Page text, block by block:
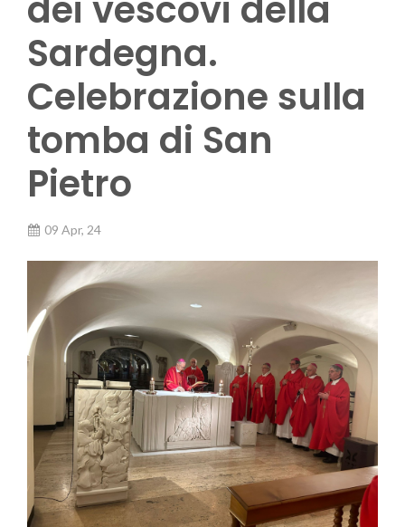
dei vescovi della
Sardegna.
Celebrazione sulla
tomba di San
Pietro
09 Apr, 24